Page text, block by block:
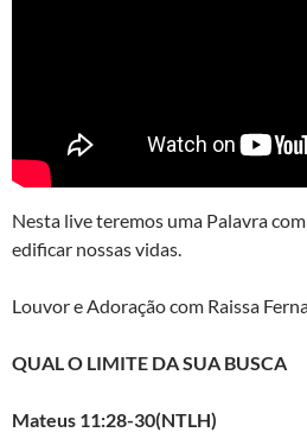
Nesta live teremos uma Palavra
edificar nossas vidas.
Louvor e Adoração com Raissa
QUAL O LIMITE DA SUA BUSCA
Mateus 11:28-30(NTLH)